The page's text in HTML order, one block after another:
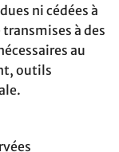
ni cédées à
à des
au
outils